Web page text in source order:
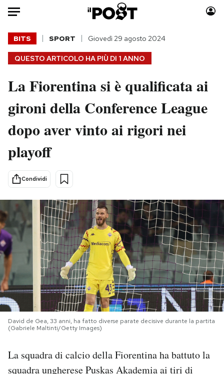
Auto
HOME
Italia
Politica
Tecnologia
Scienza
Cultura
Economia
Sport
Moda
Consumismi
Storie/Idee
Ok Boomer!
Mondiali calcio 2026
PODCAST
NEWSLETTER
I MIEI PREFERITI
QUESTO ARTICOLO HA PIÙ DI 1 ANNO
BITS SPORT Giovedì 29 agosto 2024
La Fiorentina si è qualificata ai
gironi della Conference League
dopo aver vinto ai rigori nei
playoff
Condividi
David de Gea, 33 anni, ha fatto diverse parate decisive durante la partita
(Gabriele Maltinti/Getty Images)
La squadra di calcio della Fiorentina ha battuto la
squadra ungherese Puskas Akademia ai tiri di